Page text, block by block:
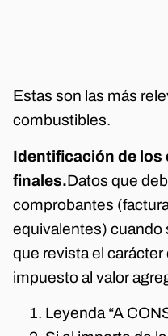
Estas son las más
combustibles.
Identificación de los
finales.Datos que
comprobantes
equivalentes) cuando
que revista el
impuesto al valor
Leyenda “A